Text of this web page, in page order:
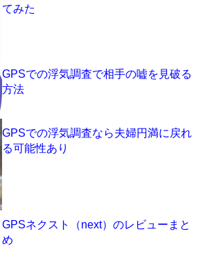
てみた
GPSでの浮気調査で相手の嘘を見破る
方法
GPSでの浮気調査なら夫婦円満に戻れ
る可能性あり
GPSネクスト（next）のレビューまと
め